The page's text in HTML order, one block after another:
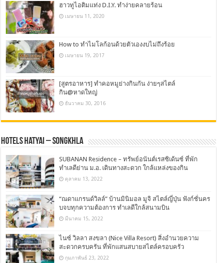
ฮาวทูไอติมแท่ง D.I.Y. ทำง่ายคลายร้อน
เมษายน 11, 2020
How to ทำไมโลก้อนด้วยตัวเองงบไม่ถึงร้อย
เมษายน 19, 2017
[สูตรอาหาร] ทำคอหมูย่างกินกัน ง่ายๆสไตล์
กิน@หาดใหญ่
ธันวาคม 30, 2016
Hotels Hatyai – Songkhla
SUBANAN Residence – ทรัพย์อนันต์เรสซิเด้นซ์ ที่พัก
ทำเลดีย่าน ม.อ. เดินทางสะดวก ใกล้แหล่งของกิน
ตุลาคม 13, 2022
“ณดาแกรนด์วิลล์” บ้านมินิมอล มูจิ สไตล์ญี่ปุ่น ฟังก์ชั่นคร
บจบทุกความต้องการ ทำเลดีใกล้สนามบิน
มีนาคม 15, 2022
ไนซ์ วิลลา สงขลา (Nice Villa Resort) สิ่งอำนวยความ
สะดวกครบครัน ที่พักแสนสบายสไตล์ครอบครัว
กุมภาพันธ์ 23, 2022